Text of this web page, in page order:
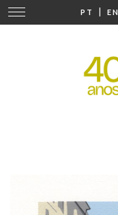
PT | EN
Cambiar
navegación